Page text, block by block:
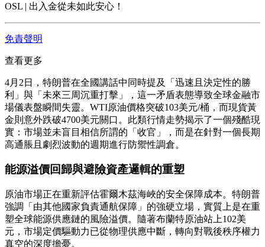
OSL | 出入金從未如此安心！
免責聲明
查看更多
4月2日，特朗普在全國講話中同時提及「迅速且決定性的勝
利」與「未來三周沉重打擊」，這一矛盾表態導致全球金融市
場儀表盤瞬間失靈。WTI原油價格突破103美元/桶，而現貨黃
金則意外跌破4700美元關口。此類行情走勢揭示了一個殘酷現
實：市場並未盲目相信所謂的「收官」，而是在針對一個長期
高通脹且劇烈波動的週期進行防禦性調倉。
能源溢價回歸與避險資產邏輯的重塑
原油市場正在重新評估霍爾木茲海峽的安全保障成本。特朗普
強調「由其他國家負責通航保障」的強硬立場，實質上是在重
塑全球能源供應鏈的風險溢價。隨著布蘭特原油站上102美
元，市場定價驅動力已從物理供應中斷，轉向對戰後秩序權力
真空的深度擔憂。